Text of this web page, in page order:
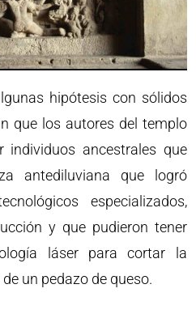
hipótesis con sólidos
que los autores del templo
individuos ancestrales que
antediluviana que logró
especializados,
y que pudieron tener
láser para cortar la
un pedazo de queso.